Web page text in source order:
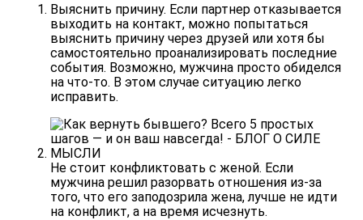
Выяснить причину. Если партнер отказывается
выходить на контакт, можно попытаться
выяснить причину через друзей или хотя бы
самостоятельно проанализировать последние
события. Возможно, мужчина просто обиделся
на что-то. В этом случае ситуацию легко
исправить.
Не стоит конфликтовать с женой. Если
мужчина решил разорвать отношения из-за
того, что его заподозрила жена, лучше не идти
на конфликт, а на время исчезнуть.